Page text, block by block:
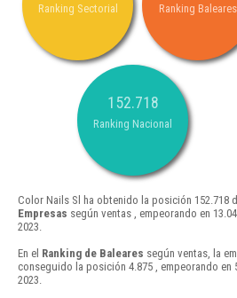
Ranking Sectorial Ranking Baleares
152.718
Ranking Nacional
Color Nails Sl ha obtenido la posición 152.718
Empresas según ventas , empeorando en
2023.
En el Ranking de Baleares según ventas, la
conseguido la posición 4.875 , empeorando en
2023.